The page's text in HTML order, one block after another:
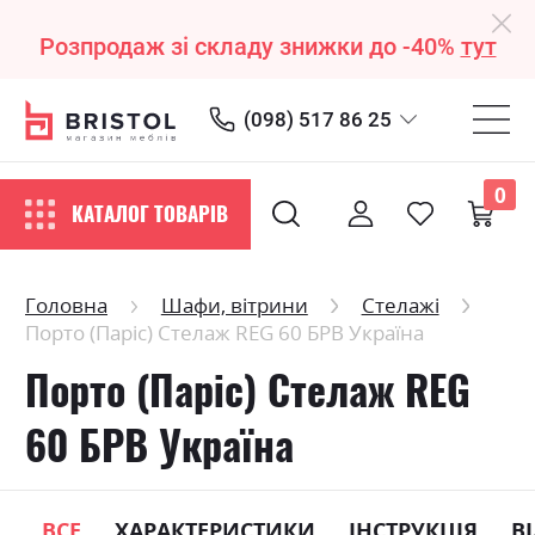
Розпродаж зі складу знижки до -40% тут
(098) 517 86 25
КАТАЛОГ ТОВАРІВ
0
Головна Шафи, вітрини
Стелажі
Порто (Паріс) Стелаж REG 60 БРВ Україна
Порто (Паріс) Стелаж REG
60 БРВ Україна